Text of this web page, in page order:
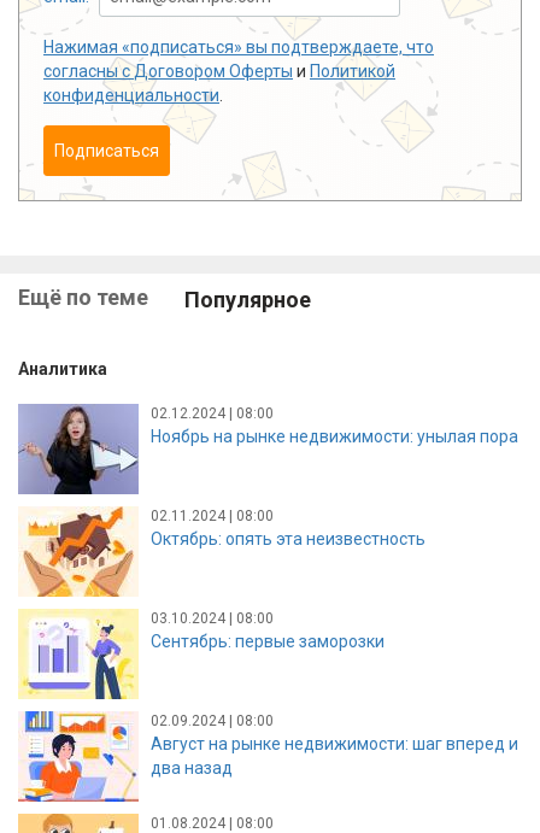
Нажимая «подписаться» вы подтверждаете, что
согласны сДоговором Оферты и Политикой
конфиденциальности.
Подписаться
Ещё по теме Популярное
Аналитика
02.12.2024 | 08:00
Ноябрь на рынке недвижимости: унылая пора
02.11.2024 | 08:00
Октябрь: опять эта неизвестность
03.10.2024 | 08:00
Сентябрь: первые заморозки
02.09.2024 | 08:00
Август на рынке недвижимости: шаг вперед и
два назад
01.08.2024 | 08:00